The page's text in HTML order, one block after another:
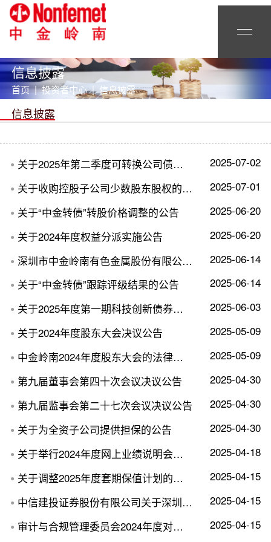
首页 | 投资者中心 | 信息披露
信息披露
信息披露
2025-07-02
●
关于2025年第二季度可转换公司债券转股情况公告
2025-07-01
●
关于收购控股子公司少数股东股权的公告
2025-06-20
● 关于“中金转债”转股价格调整的公告
2025-06-20
● 关于2024年度权益分派实施公告
2025-06-14
●
深圳市中金岭南有色金属股份有限公司2025年度跟踪评级报告
2025-06-14
● 关于“中金转债”跟踪评级结果的公告
2025-06-03
●
关于2025年度第一期科技创新债券发行结果的公告
2025-05-09
● 关于2024年度股东大会决议公告
2025-05-09
●
中金岭南2024年度股东大会的法律意见书
2025-04-30
● 第九届董事会第四十次会议决议公告
2025-04-30
● 第九届监事会第二十七次会议决议公告
2025-04-30
● 关于为全资子公司提供担保的公告
2025-04-18
●
关于举行2024年度网上业绩说明会的公告
2025-04-15
●
关于调整2025年度套期保值计划的公告
2025-04-15
●
中信建投证券股份有限公司关于深圳市中金岭南有色金属股份有限公司2024年度募...
2025-04-15
●
审计与合规管理委员会2024年度对会计师事务所履行监督职责情况的报告